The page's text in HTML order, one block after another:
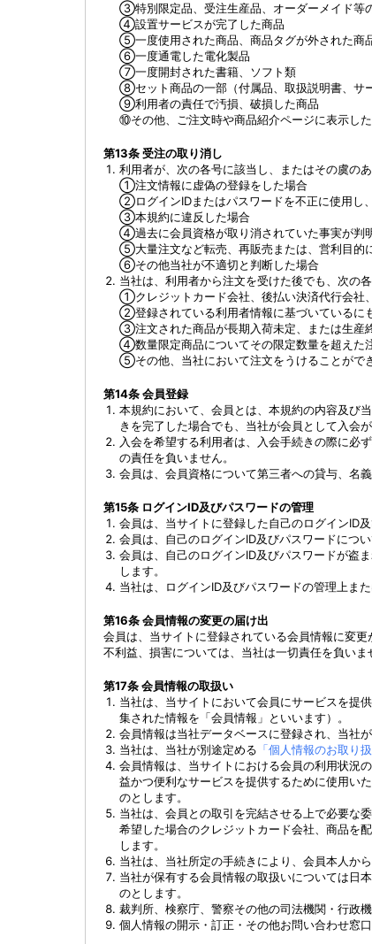
③特別限定品、受注生産品、オーダーメイド等
④設置サービスが完了した商品
⑤一度使用された商品、商品タグが外された商
⑥一度通電した電化製品
⑦一度開封された書籍、ソフト類
⑧セット商品の一部（付属品、取扱説明書、サ
⑨利用者の責任で汚損、破損した商品
⑩その他、ご注文時や商品紹介ページに表示し
第13条 受注の取り消し
利用者が、次の各号に該当し、またはその虞の
①注文情報に虚偽の登録をした場合
②ログインIDまたはパスワードを不正に使用し
③本規約に違反した場合
④過去に会員資格が取り消されていた事実が判
⑤大量注文など転売、再販売または、営利目
⑥その他当社が不適切と判断した場合
当社は、利用者から注文を受けた後でも、次の
①クレジットカード会社、後払い決済代行会
②登録されている利用者情報に基づいている
③注文された商品が長期入荷未定、または生産
④数量限定商品についてその限定数量を超えた
⑤その他、当社において注文をうけることがで
第14条 会員登録
本規約において、会員とは、本規約の内容及び
きを完了した場合でも、当社が会員として入会
入会を希望する利用者は、入会手続きの際に必
の責任を負いません。
会員は、会員資格について第三者への貸与、名
第15条 ログインID及びパスワードの管理
会員は、当サイトに登録した自己のログインID
会員は、自己のログインID及びパスワードにつ
会員は、自己のログインID及びパスワードが盗
します。
当社は、ログインID及びパスワードの管理上ま
第16条 会員情報の変更の届け出
会員は、当サイトに登録されている会員情報に変
不利益、損害については、当社は一切責任を負いま
第17条 会員情報の取扱い
当社は、当サイトにおいて会員にサービスを提
集された情報を「会員情報」といいます）。
会員情報は当社データベースに登録され、当社
当社は、当社が別途定める 「個人情報のお取り
会員情報は、当サイトにおける会員の利用状況
益かつ便利なサービスを提供するために使用い
のとします。
当社は、会員との取引を完結させる上で必要な
希望した場合のクレジットカード会社、商品を
します。
当社は、当社所定の手続きにより、会員本人か
当社が保有する会員情報の取扱いについては日
のとします。
裁判所、検察庁、警察その他の司法機関・行政
個人情報の開示・訂正・その他お問い合わせ窓